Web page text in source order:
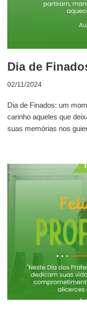
Dia de
02/11/2024
Dia de Finados: um
carinho aqueles que
suas memórias nos